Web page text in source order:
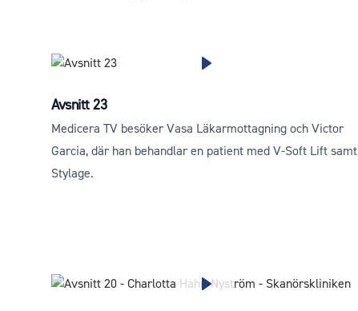
Avsnitt 23
Medicera TV besöker Vasa Läkarmottagning och Victor
Garcia, där han behandlar en patient med V-Soft Lift samt
Stylage.